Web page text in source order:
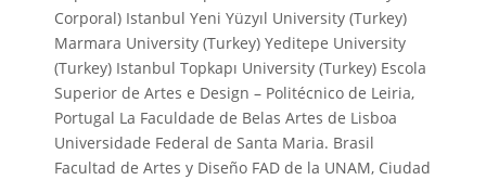
Corporal) Istanbul Yeni Yüzyıl University (Turkey)
Marmara University (Turkey) Yeditepe University
(Turkey) Istanbul Topkapı University (Turkey) Escola
Superior de Artes e Design – Politécnico de Leiria,
Portugal La Faculdade de Belas Artes de Lisboa
Universidade Federal de Santa Maria. Brasil
Facultad de Artes y Diseño FAD de la UNAM, Ciudad